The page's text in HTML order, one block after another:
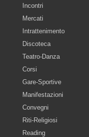
Incontri
Mercati
Intrattenimento
Discoteca
Teatro-Danza
Corsi
Gare-Sportive
Manifestazioni
Convegni
Riti-Religiosi
Reading